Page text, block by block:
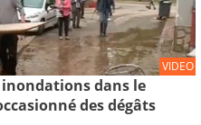
VIDEO
inondations dans le
des dégâts